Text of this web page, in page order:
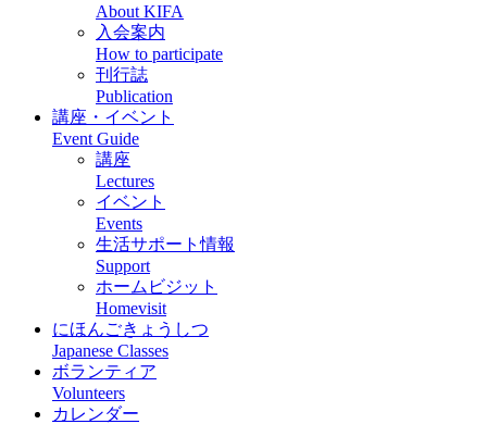
About KIFA
入会案内
How to participate
刊行誌
Publication
講座・イベント
Event Guide
講座
Lectures
イベント
Events
生活サポート情報
Support
ホームビジット
Homevisit
にほんごきょうしつ
Japanese Classes
ボランティア
Volunteers
カレンダー